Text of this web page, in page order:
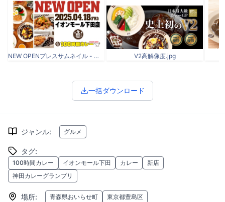
NEW OPENプレスサムネイル - イオンモール下田_アートボード 1.jpg V2高解像度.jpg
一括ダウンロード
ジャンル: グルメ
タグ:
100時間カレー イオンモール下田 カレー
新店
神田カレーグランプリ
場所: 青森県おいらせ町 東京都豊島区